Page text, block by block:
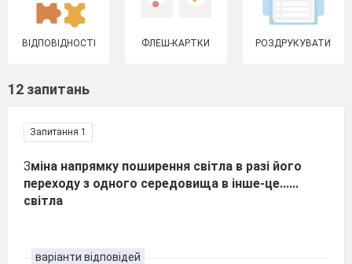
ВІДПОВІДНОСТІ ФЛЕШ-КАРТКИ РОЗДРУКУВАТИ
12 запитань
Запитання 1
Зміна напрямку поширення світла в разі його
переходу з одного середовища в інше-це......
світла
варіанти відповідей